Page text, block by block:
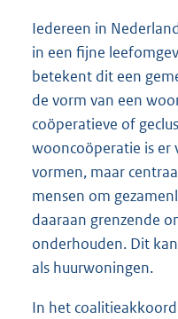
Iedereen in
in een fijne
betekent dit een
de vorm van een
coöperatieve of
wooncoöperatie is er
vormen, maar
mensen om
daaraan grenzende
onderhouden. Dit
als huurwoningen.
In het